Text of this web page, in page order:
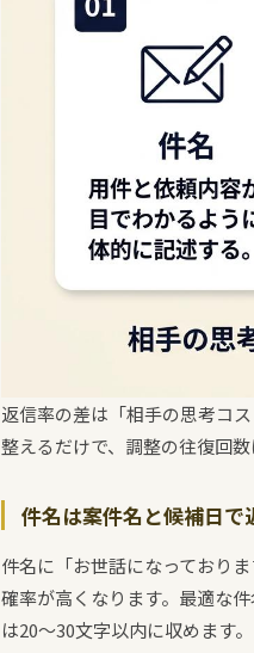
返信率の差は「相手の思考コ
整えるだけで、調整の往復回数
件名は案件名と候補日で
件名に「お世話になっており
確率が高くなります。最適な
は20〜30文字以内に収めます。